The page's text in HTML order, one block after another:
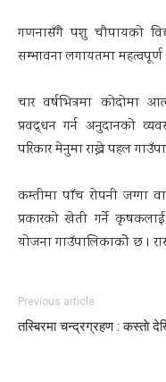
गणनासँगै पशु चौपायको
सम्भावना लगायतमा
चार वर्षभित्रमा कोदोमा
प्रवद्र्धन गर्न अनुदानको
परिकार मेनुमा राख्ने पहल
कम्तीमा पाँच रोपनी जग्गा
प्रकारको खेती गर्ने
योजना गाउँपालिकाकोे छ ।
Previous article
तस्बिरमा चन्द्रग्रहण : कस्ताे